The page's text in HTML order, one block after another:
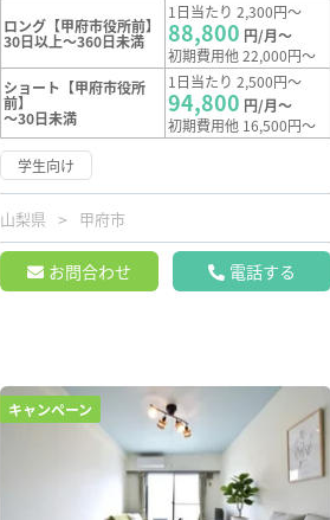
ロング【甲府市役所前】
30日以上～360日未満
1日当たり 2,300円～
88,800 円/月～
初期費用他 22,000円～
ショート【甲府市役所
前】
～30日未満
1日当たり 2,500円～
94,800 円/月～
初期費用他 16,500円～
学生向け
山梨県 甲府市
お問合わせ 電話する
キャンペーン